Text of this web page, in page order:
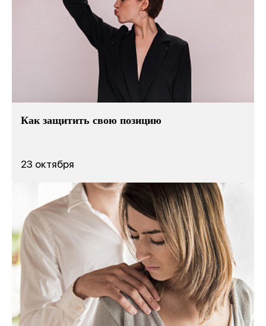
Как защитить свою позицию
23 октября